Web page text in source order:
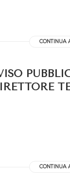
CONTINUA
CONTINUA